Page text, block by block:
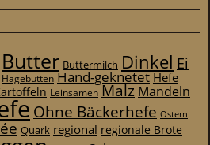
Butter Buttermilch Dinkel Ei
Hagebutten Hand-geknetet Hefe
Leinsamen Malz Mandeln
Ohne Bäckerhefe Ostern
Quark regional regionale Brote